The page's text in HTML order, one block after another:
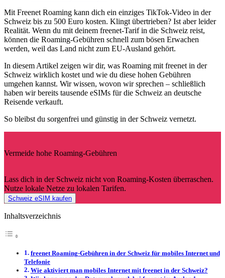
Mit Freenet Roaming kann dich ein einziges TikTok-Video in der
Schweiz bis zu 500 Euro kosten. Klingt übertrieben? Ist aber leider
Realität. Wenn du mit deinem freenet-Tarif in die Schweiz reist,
können die Roaming-Gebühren schnell zum bösen Erwachen
werden, weil das Land nicht zum EU-Ausland gehört.
In diesem Artikel zeigen wir dir, was Roaming mit freenet in der
Schweiz wirklich kostet und wie du diese hohen Gebühren
umgehen kannst. Wir wissen, wovon wir sprechen – schließlich
haben wir bereits tausende eSIMs für die Schweiz an deutsche
Reisende verkauft.
So bleibst du sorgenfrei und günstig in der Schweiz vernetzt.
Vermeide hohe Roaming-Gebühren
Lass dich in der Schweiz nicht von Roaming-Kosten überraschen.
Nutze lokale Netze zu lokalen Tarifen.
Schweiz eSIM kaufen
Inhaltsverzeichnis
freenet Roaming-Gebühren in der Schweiz für mobiles Internet und
Telefonie
Wie aktiviert man mobiles Internet mit freenet in der Schweiz?